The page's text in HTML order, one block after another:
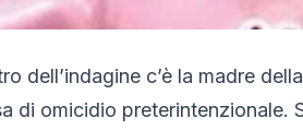
dell’indagine c’è la madre
di omicidio